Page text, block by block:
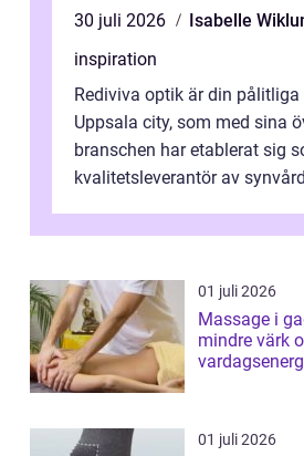
30 juli 2026
Isabelle
inspiration
Rediviva optik är din
Uppsala city, som med sina
branschen har etablerat sig
kvalitetsleverantör av
01 juli 2026
Massage i gagnef
mindre värk
01 juli 2026